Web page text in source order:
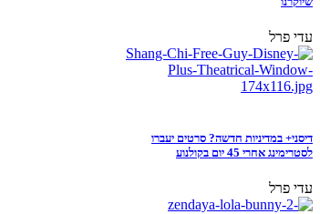
עדי פרל
דיסני+ במדיניות חדשה? סרטים יעברו
לסטרימינג אחרי 45 יום בקולנוע
עדי פרל